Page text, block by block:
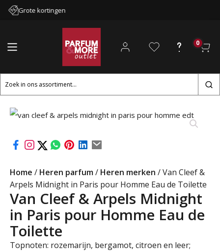
Grote kortingen
0
Zoeken
naar:
Home / Heren parfum/ Heren merken / Van Cleef &
Arpels Midnight in Paris pour Homme Eau de Toilette
Van Cleef & Arpels Midnight
in Paris pour Homme Eau de
Toilette
Topnoten: rozemarijn, bergamot, citroen en leer;